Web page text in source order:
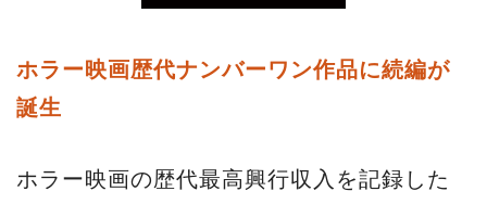
ホラー映画歴代ナンバーワン作品に続編が
誕生
ホラー映画の歴代最高興行収入を記録した